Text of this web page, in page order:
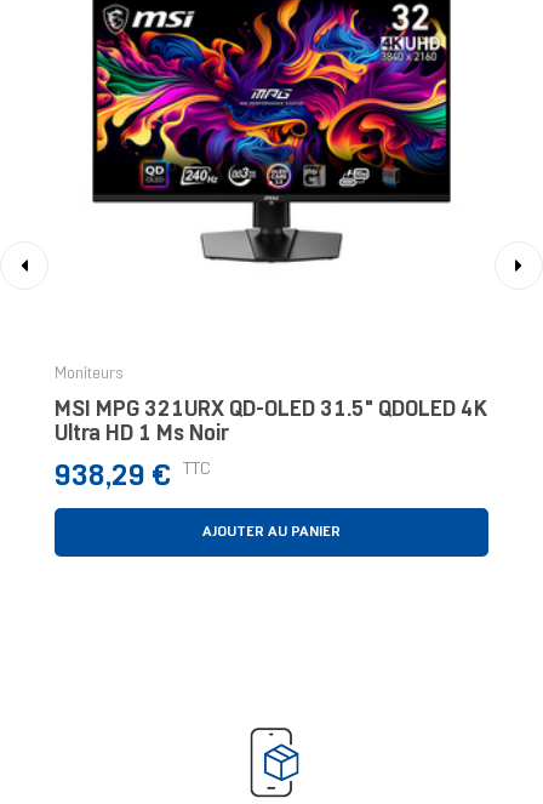
Moniteurs
MSI MPG 321URX QD-OLED 31.5" QDOLED 4K
Ultra HD 1 Ms Noir
Prix
938,29 € TTC
AJOUTER AU PANIER